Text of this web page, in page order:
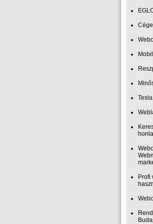
Profi